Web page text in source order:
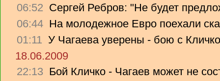
06:52 Сергей Ребров: "Не будет
06:44 На молодежное Евро поехали
01:11 У Чагаева уверены - бою с
18.06.2009
22:13 Бой Кличко - Чагаев может не